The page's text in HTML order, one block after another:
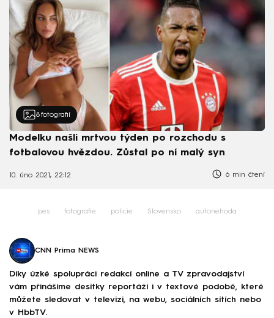
8 fotografií
Modelku našli mrtvou týden po rozchodu s
fotbalovou hvězdou. Zůstal po ní malý syn
10. úno 2021, 22:12 6 min čtení
pes fotografie policie Slovensko autonehoda
CNN Prima NEWS
Díky úzké spolupráci redakcí online a TV zpravodajství
vám přinášíme desítky reportáží i v textové podobě, které
můžete sledovat v televizi, na webu, sociálních sítích nebo
v HbbTV.